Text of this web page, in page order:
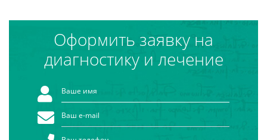
Оформить заявку на
диагностику и лечение